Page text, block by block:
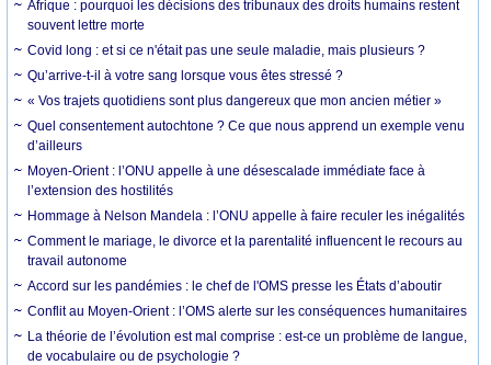
Afrique : pourquoi les décisions des tribunaux des droits humains restent
souvent lettre morte
Covid long : et si ce n'était pas une seule maladie, mais plusieurs ?
Qu’arrive-t-il à votre sang lorsque vous êtes stressé ?
« Vos trajets quotidiens sont plus dangereux que mon ancien métier »
Quel consentement autochtone ? Ce que nous apprend un exemple venu
d’ailleurs
Moyen-Orient : l’ONU appelle à une désescalade immédiate face à
l’extension des hostilités
Hommage à Nelson Mandela : l’ONU appelle à faire reculer les inégalités
Comment le mariage, le divorce et la parentalité influencent le recours au
travail autonome
Accord sur les pandémies : le chef de l'OMS presse les États d’aboutir
Conflit au Moyen-Orient : l’OMS alerte sur les conséquences humanitaires
La théorie de l’évolution est mal comprise : est-ce un problème de langue,
de vocabulaire ou de psychologie ?